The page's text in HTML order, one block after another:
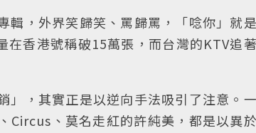
輯，外界笑歸笑、罵歸罵，「唸你」就
香港號稱破15萬張，而台灣的KTV追
」，其實正是以逆向手法吸引了注意。
Circus、莫名走紅的許純美，都是以異